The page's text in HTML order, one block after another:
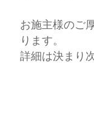
お施主様のご
ります。
詳細は決まり